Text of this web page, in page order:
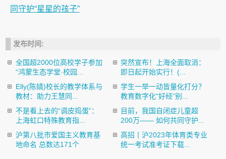
同守护“星星的孩子”
发布时间:
全国超2000位高校学子参加
“鸿蒙生态学堂·校园...
突然宣布！上海全面取消：
即日起开始实行！(...
Elly(陈婧)校长的教学体系与
教材：助力王慧同...
学生一举一动皆量化打分？
教育数字化“好经”别...
不是看上去的“调皮捣蛋”：
上海虹口特殊教育指...
目前，我国自闭症儿童超
200万—— 如何共同守护...
沪第八批市爱国主义教育基
地命名 总数达171个
高招丨沪2023年体育类专业
统一考试准考证下载...